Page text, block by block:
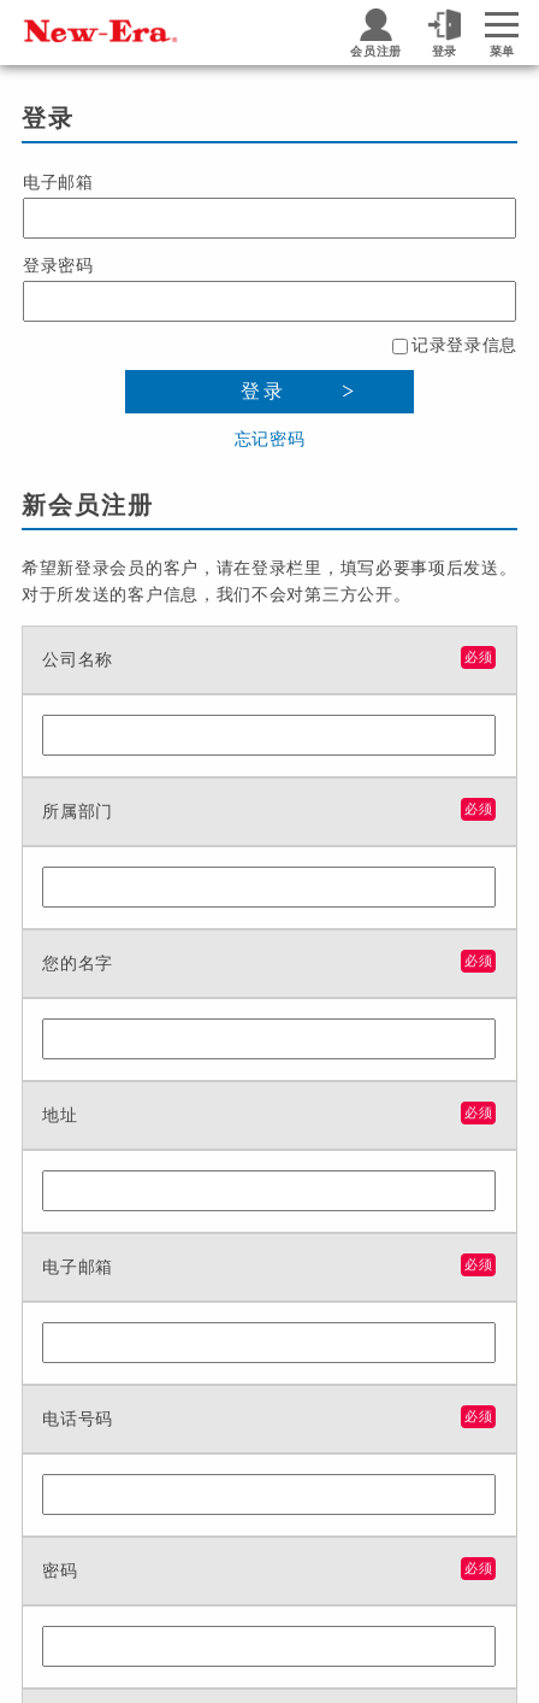
会员注册 登录 菜单
登录
电子邮箱
登录密码
记录登录信息
登录
忘记密码
新会员注册
希望新登录会员的客户，请在登录栏里，填写必要事项后发送。
对于所发送的客户信息，我们不会对第三方公开。
公司名称 必须
所属部门 必须
您的名字 必须
地址 必须
电子邮箱 必须
电话号码 必须
密码 必须